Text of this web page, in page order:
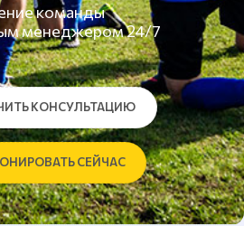
команды
менеджером 24/7
СЕЙЧАС
КОНСУЛЬТАЦИЮ